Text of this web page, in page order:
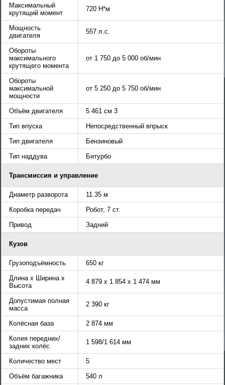
Максимальный
крутящий момент
720 Н*м
Мощность
двигателя
557 л.с.
Обороты
максимального
крутящего момента
от 1 750 до 5 000 об/мин
Обороты
максимальной
мощности
от 5 250 до 5 750 об/мин
Объём двигателя
5 461 см 3
Тип впуска
Непосредственный впрыск
Тип двигателя
Бензиновый
Тип наддува
Битурбо
Трансмиссия и управление
Диаметр разворота
11.35 м
Коробка передач
Робот, 7 ст.
Привод
Задний
Кузов
Грузоподъёмность
650 кг
Длина x Ширина x
Высота
4 879 x 1 854 x 1 474 мм
Допустимая полная
масса
2 390 кг
Колёсная база
2 874 мм
Колея передних/
задних колёс
1 598/1 614 мм
Количество мест
5
Объём багажника
540 л